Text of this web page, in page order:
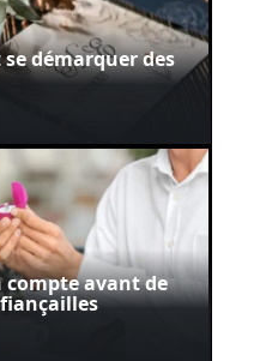
démarquer des
compte avant de